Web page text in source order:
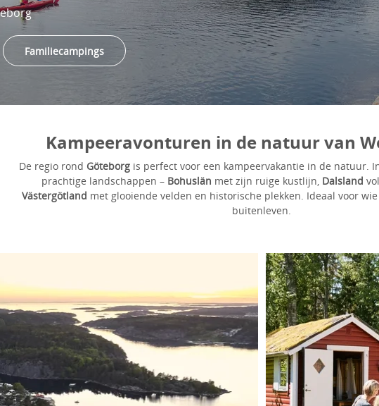
Familiecampings
Kampeeravonturen in de natuur van
De regio rond Göteborg is perfect voor een kampeervakantie in de natuur.
prachtige landschappen – Bohuslän met zijn ruige kustlijn, Dalsland
Västergötland met glooiende velden en historische plekken. Ideaal voor
buitenleven.